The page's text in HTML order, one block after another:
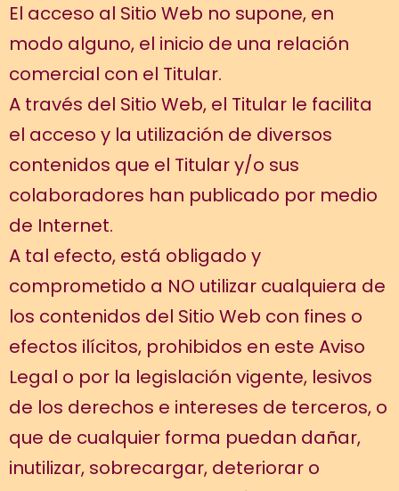
El acceso al Sitio Web no supone, en
modo alguno, el inicio de una relación
comercial con el Titular.
A través del Sitio Web, el Titular le facilita
el acceso y la utilización de diversos
contenidos que el Titular y/o sus
colaboradores han publicado por medio
de Internet.
A tal efecto, está obligado y
comprometido a NO utilizar cualquiera de
los contenidos del Sitio Web con fines o
efectos ilícitos, prohibidos en este Aviso
Legal o por la legislación vigente, lesivos
de los derechos e intereses de terceros, o
que de cualquier forma puedan dañar,
inutilizar, sobrecargar, deteriorar o